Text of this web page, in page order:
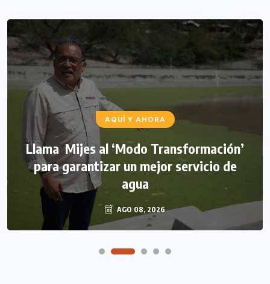
AQUÍ Y AHORA
Llama Mijes al ‘Modo Transformación’
para garantizar un mejor servicio de
agua
AGO 08, 2026